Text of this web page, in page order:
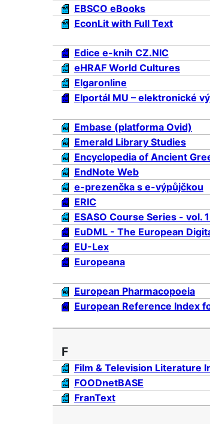
EBSCO eBooks
EconLit with Full Text
Edice e-knih CZ.NIC
eHRAF World Cultures
Elgaronline
Elportál MU – elektronické
Embase (platforma Ovid)
Emerald Library Studies
Encyclopedia of Ancient
EndNote Web
e-prezenčka s e-výpůjčkou
ERIC
ESASO Course Series - vol.
EuDML - The European
EU-Lex
Europeana
European Pharmacopoeia
European Reference Index
F
Film & Television Literature
FOODnetBASE
FranText